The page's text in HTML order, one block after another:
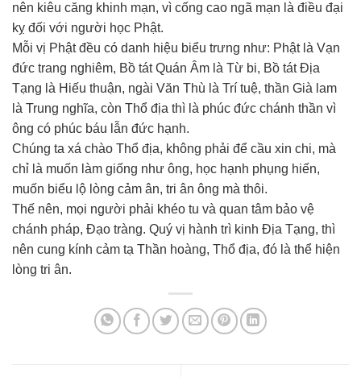
nên kiêu căng khinh mạn, vì cống cao ngã mạn là điều đại
kỵ đối với người học Phật.
Mỗi vị Phật đều có danh hiệu biểu trưng như: Phật là Vạn
đức trang nghiêm, Bồ tát Quán Âm là Từ bi, Bồ tát Địa
Tạng là Hiếu thuận, ngài Văn Thù là Trí tuệ, thần Già lam
là Trung nghĩa, còn Thổ địa thì là phúc đức chánh thần vì
ông có phúc báu lẫn đức hạnh.
Chúng ta xá chào Thổ địa, không phải để cầu xin chi, mà
chỉ là muốn làm giống như ông, học hạnh phụng hiến,
muốn biểu lộ lòng cảm ân, tri ân ông mà thôi.
Thế nên, mọi người phải khéo tu và quan tâm bảo vệ
chánh pháp, Đạo tràng. Quý vị hành trì kinh Địa Tạng, thì
nên cung kính cảm tạ Thần hoàng, Thổ địa, đó là thể hiện
lòng tri ân.